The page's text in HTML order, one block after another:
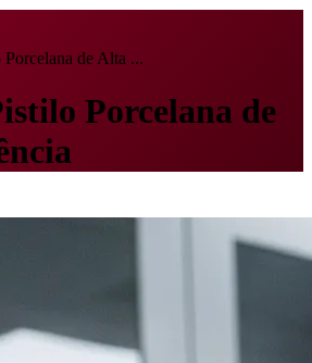
de Alta ...
Porcelana de